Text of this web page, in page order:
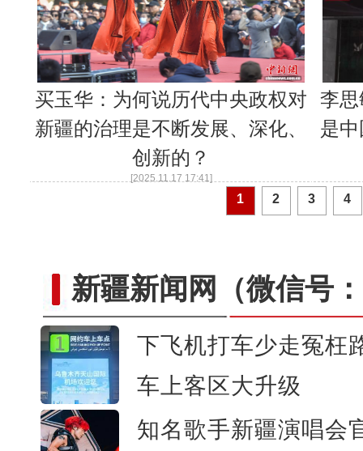
买玉华：为何说历代中央政权对
新疆的治理是不断发展、深化、
创新的？
[2025.11.17 17:41]
李
是
1 2 3 4
新疆新闻网 （微信号
下飞机打车少走冤枉
车上客区大升级
知名歌手新疆演唱会
新疆乌恰：三头骆驼深陷戈壁淤泥
“这里的交警怎么个个像妈妈”女子一
交警接连提示 一